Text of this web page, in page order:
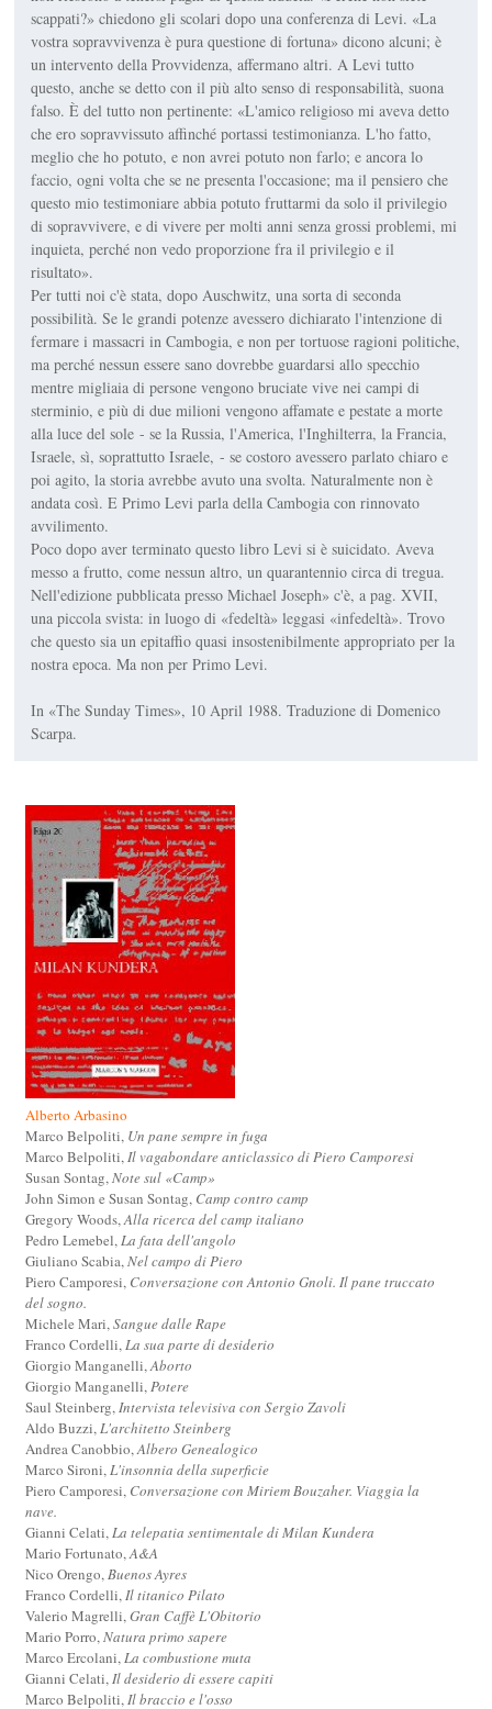
scappati?» chiedono gli scolari dopo una conferenza di Levi. «La
vostra sopravvivenza è pura questione di fortuna» dicono alcuni; è
un intervento della Provvidenza, affermano altri. A Levi tutto
questo, anche se detto con il più alto senso di responsabilità, suona
falso. È del tutto non pertinente: «L'amico religioso mi aveva detto
che ero sopravvissuto affinché portassi testimonianza. L'ho fatto,
meglio che ho potuto, e non avrei potuto non farlo; e ancora lo
faccio, ogni volta che se ne presenta l'occasione; ma il pensiero che
questo mio testimoniare abbia potuto fruttarmi da solo il privilegio
di sopravvivere, e di vivere per molti anni senza grossi problemi, mi
inquieta, perché non vedo proporzione fra il privilegio e il
risultato».
Per tutti noi c'è stata, dopo Auschwitz, una sorta di seconda
possibilità. Se le grandi potenze avessero dichiarato l'intenzione di
fermare i massacri in Cambogia, e non per tortuose ragioni politiche,
ma perché nessun essere sano dovrebbe guardarsi allo specchio
mentre migliaia di persone vengono bruciate vive nei campi di
sterminio, e più di due milioni vengono affamate e pestate a morte
alla luce del sole - se la Russia, l'America, l'Inghilterra, la Francia,
Israele, sì, soprattutto Israele, - se costoro avessero parlato chiaro e
poi agito, la storia avrebbe avuto una svolta. Naturalmente non è
andata così. E Primo Levi parla della Cambogia con rinnovato
avvilimento.
Poco dopo aver terminato questo libro Levi si è suicidato. Aveva
messo a frutto, come nessun altro, un quarantennio circa di tregua.
Nell'edizione pubblicata presso Michael Joseph» c'è, a pag. XVII,
una piccola svista: in luogo di «fedeltà» leggasi «infedeltà». Trovo
che questo sia un epitaffio quasi insostenibilmente appropriato per la
nostra epoca. Ma non per Primo Levi.
In «The Sunday Times», 10 April 1988. Traduzione di Domenico
Scarpa.
Alberto Arbasino
Marco Belpoliti, Un pane sempre in fuga
Marco Belpoliti,Il vagabondare anticlassico di Piero Camporesi
Susan Sontag,Note sul «Camp»
John Simon e Susan Sontag, Camp contro camp
Gregory Woods,Alla ricerca del camp italiano
Pedro Lemebel,La fata dell'angolo
Giuliano Scabia,Nel campo di Piero
Piero Camporesi, Conversazione con Antonio Gnoli. Il pane truccato
del sogno.
Michele Mari,Sangue dalle Rape
Franco Cordelli,La sua parte di desiderio
Giorgio Manganelli,Aborto
Giorgio Manganelli,Potere
Saul Steinberg,Intervista televisiva con Sergio Zavoli
Aldo Buzzi,L'architetto Steinberg
Andrea Canobbio,Albero Genealogico
Marco Sironi,L'insonnia della superficie
Piero Camporesi, Conversazione con Miriem Bouzaher. Viaggia la
nave.
Gianni Celati,La telepatia sentimentale di Milan Kundera
Mario Fortunato,A&A
Nico Orengo,Buenos Ayres
Franco Cordelli,Il titanico Pilato
Valerio Magrelli,Gran Caffè L'Obitorio
Mario Porro,Natura primo sapere
Marco Ercolani,La combustione muta
Gianni Celati,Il desiderio di essere capiti
Marco Belpoliti,Il braccio e l'osso